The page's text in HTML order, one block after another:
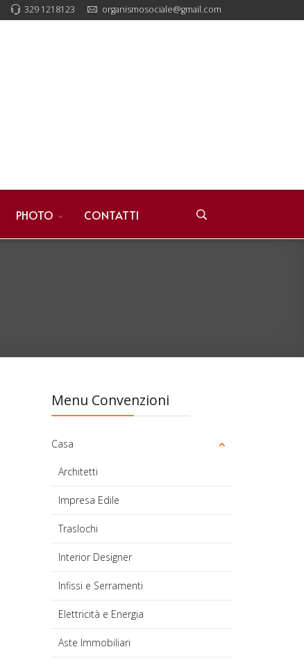
329 1218123 organismosociale@gmail.com
PHOTO CONTATTI
Menu Convenzioni
Casa
Architetti
Impresa Edile
Traslochi
Interior Designer
Infissi e Serramenti
Elettricità e Energia
Aste Immobiliari